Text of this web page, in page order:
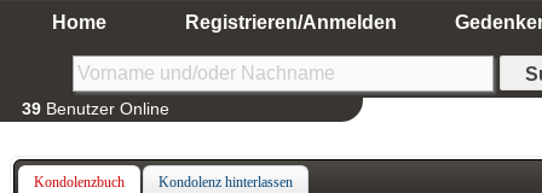
Home Registrieren/Anmelden
39 Benutzer Online
Kondolenzbuch Kondolenz hinterlassen